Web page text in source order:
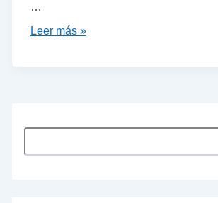
…
Leer más »